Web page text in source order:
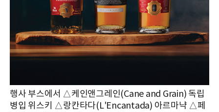
행사 부스에서 △케인앤그레인(Cane and Grain) 독립
병입 위스키 △랑칸타다(L'Encantada) 아르마냑 △페